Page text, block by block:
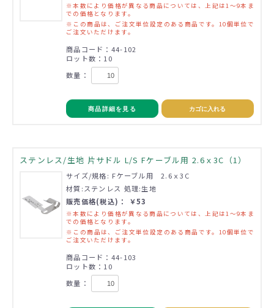
※本数により価格が異なる商品については、上記は1～9本ま
での価格となります。
※この商品は、ご注文単位設定のある商品です。10個単位で
ご注文いただけます。
商品コード：44-102
ロット数：10
数量：
商品詳細を見る カゴに入れる
ステンレス/生地 片サドル L/S Fケーブル用 2.6ｘ3C（1）
サイズ/規格: Fケーブル用 2.6ｘ3C
材質:ステンレス 処理:生地
販売価格(税込)： ￥53
※本数により価格が異なる商品については、上記は1～9本ま
での価格となります。
※この商品は、ご注文単位設定のある商品です。10個単位で
ご注文いただけます。
商品コード：44-103
ロット数：10
数量：